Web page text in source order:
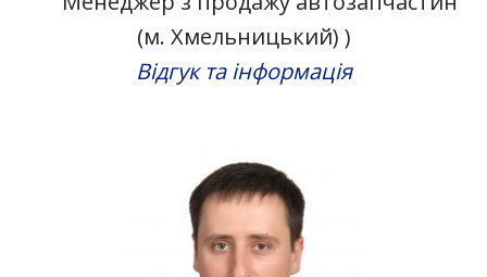
(м. Хмельницький) )
Відгук та інформація